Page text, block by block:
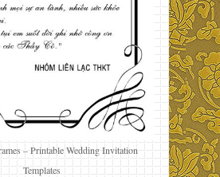
– Printable Wedding Invitation
Templates